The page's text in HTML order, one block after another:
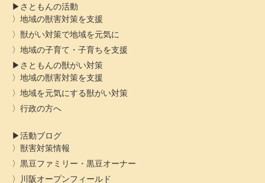
さともんの活動
地域の獣害対策を支援
獣がい対策で地域を元気に
地域の子育て・子育ちを支援
さともんの獣がい対策
地域の獣害対策を支援
地域を元気にする獣がい対策
行政の方へ
活動ブログ
獣害対策情報
黒豆ファミリー・黒豆オーナー
川阪オープンフィールド